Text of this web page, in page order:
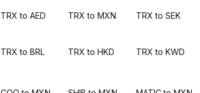
TRX to AED TRX to MXN TRX to SEK
TRX to BRL TRX to HKD TRX to KWD